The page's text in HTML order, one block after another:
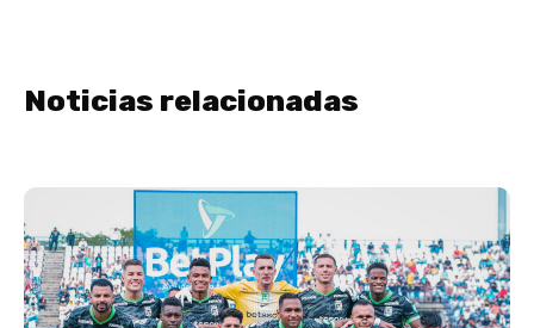
Noticias relacionadas